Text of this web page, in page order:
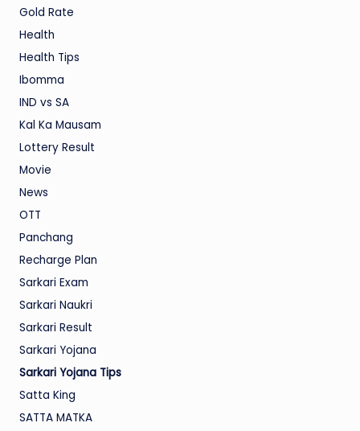
Gold Rate
Health
Health Tips
Ibomma
IND vs SA
Kal Ka Mausam
Lottery Result
Movie
News
OTT
Panchang
Recharge Plan
Sarkari Exam
Sarkari Naukri
Sarkari Result
Sarkari Yojana
Sarkari Yojana Tips
Satta King
SATTA MATKA